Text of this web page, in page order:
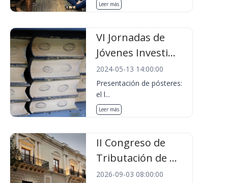
Leer más
VI Jornadas de
Jóvenes Investi...
2024-05-13 14:00:00
Presentación de pósteres:
el l...
Leer más
II Congreso de
Tributación de ...
2026-09-03 08:00:00